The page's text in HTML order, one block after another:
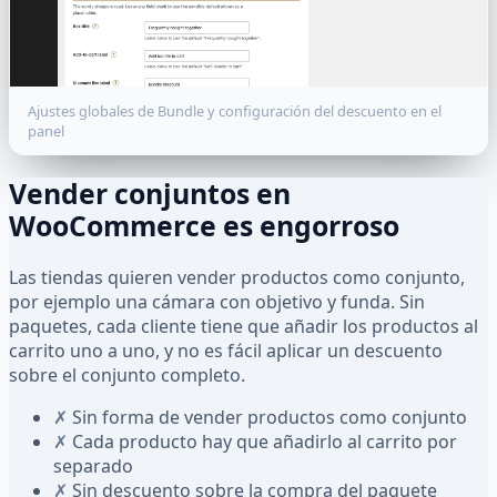
Ajustes globales de Bundle y configuración del descuento en el
panel
Vender conjuntos en
WooCommerce es engorroso
Las tiendas quieren vender productos como conjunto,
por ejemplo una cámara con objetivo y funda. Sin
paquetes, cada cliente tiene que añadir los productos al
carrito uno a uno, y no es fácil aplicar un descuento
sobre el conjunto completo.
✗ Sin forma de vender productos como conjunto
✗ Cada producto hay que añadirlo al carrito por
separado
✗ Sin descuento sobre la compra del paquete